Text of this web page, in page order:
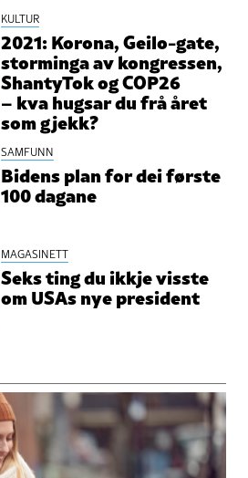
KULTUR
2021: Korona, Geilo-gate,
storminga av kongressen,
ShantyTok og COP26
– kva hugsar du frå året
som gjekk?
SAMFUNN
Bidens plan for dei første
100 dagane
MAGASINETT
Seks ting du ikkje visste
om USAs nye president